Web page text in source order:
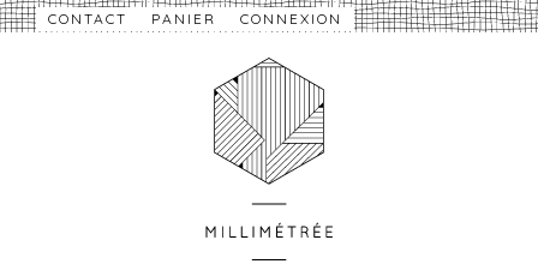
CONTACT PANIER CONNEXION